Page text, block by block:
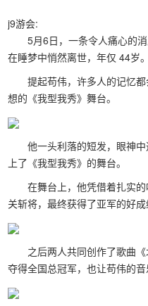
j9游会:
5月6日，一条令人痛心的消
在睡梦中悄然离世，年仅 44岁。
提起苟伟，许多人的记忆都
想的《我型我秀》舞台。
他一头利落的短发，眼神中
上了《我型我秀》的舞台。
在舞台上，他凭借着扎实的
关斩将，最终获得了亚军的好
之后两人共同创作了歌曲《
夺得全国总冠军，也让苟伟的音